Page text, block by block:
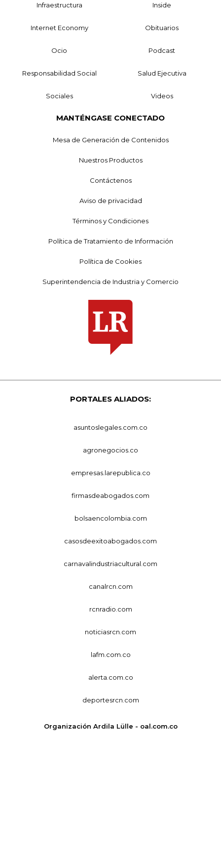
Infraestructura Inside
Internet Economy Obituarios
Ocio Podcast
Responsabilidad Social Salud Ejecutiva
Sociales Videos
MANTÉNGASE CONECTADO
Mesa de Generación de Contenidos
Nuestros Productos
Contáctenos
Aviso de privacidad
Términos y Condiciones
Política de Tratamiento de Información
Política de Cookies
Superintendencia de Industria y Comercio
PORTALES ALIADOS:
asuntoslegales.com.co
agronegocios.co
empresas.larepublica.co
firmasdeabogados.com
bolsaencolombia.com
casosdeexitoabogados.com
carnavalindustriacultural.com
canalrcn.com
rcnradio.com
noticiasrcn.com
lafm.com.co
alerta.com.co
deportesrcn.com
Organización Ardila Lülle - oal.com.co